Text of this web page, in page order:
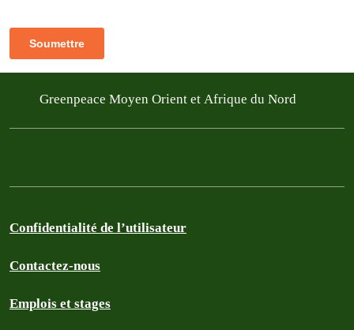
Greenpeace Moyen Orient et Afrique du Nord
Confidentialité de l’utilisateur
Contactez-nous
Emplois et stages